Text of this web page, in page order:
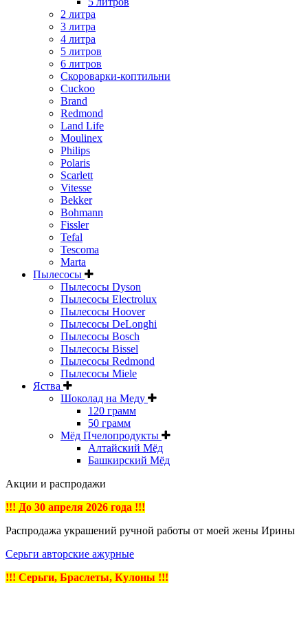
2 литра
3 литра
4 литра
5 литров
6 литров
Скороварки-коптильни
Cuckoo
Brand
Redmond
Land Life
Moulinex
Philips
Polaris
Scarlett
Vitesse
Bekker
Bohmann
Fissler
Tefal
Tescoma
Marta
Пылесосы
Пылесосы Dyson
Пылесосы Electrolux
Пылесосы Hoover
Пылесосы DeLonghi
Пылесосы Bosch
Пылесосы Bissel
Пылесосы Redmond
Пылесосы Miele
Яства
Шоколад на Меду
120 грамм
50 грамм
Мёд Пчелопродукты
Алтайский Мёд
Башкирский Мёд
Акции и распродажи
!!! До 30 апреля 2026 года !!!
Распродажа украшений ручной работы от моей жены Ирины
Серьги авторские ажурные
!!! Серьги, Браслеты, Кулоны !!!